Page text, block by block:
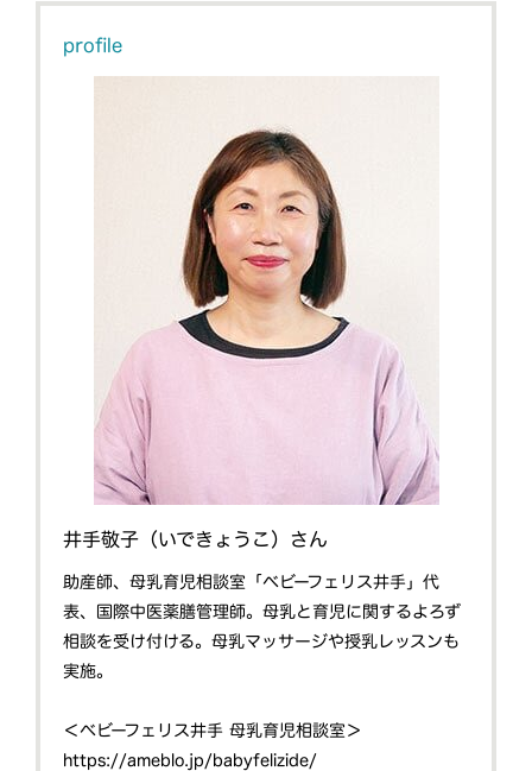
profile
井手敬子（いできょうこ）さん
助産師、母乳育児相談室「ベビーフェリス井手」代
表、国際中医薬膳管理師。母乳と育児に関するよろず
相談を受け付ける。母乳マッサージや授乳レッスンも
実施。
＜ベビーフェリス井手 母乳育児相談室＞
https://ameblo.jp/babyfelizide/